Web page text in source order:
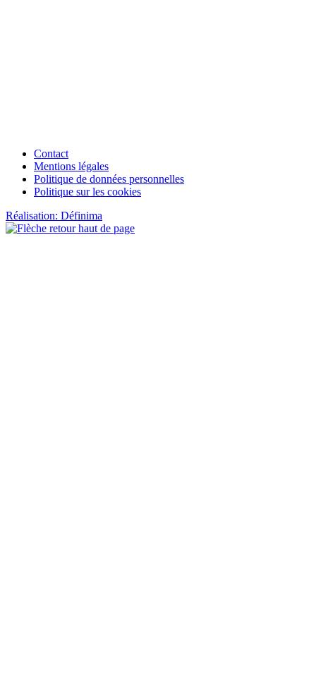
Contact
Mentions légales
Politique de données personnelles
Politique sur les cookies
Réalisation: Définima